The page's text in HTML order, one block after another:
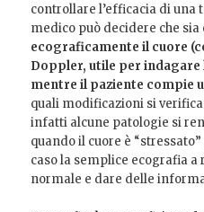
controllare l’efficacia di una
medico può decidere che
ecograficamente il cuore
Doppler, utile per indagare
mentre il paziente compie
quali modificazioni si
infatti alcune patologie si
quando il cuore è
caso la semplice ecografia
normale e dare delle